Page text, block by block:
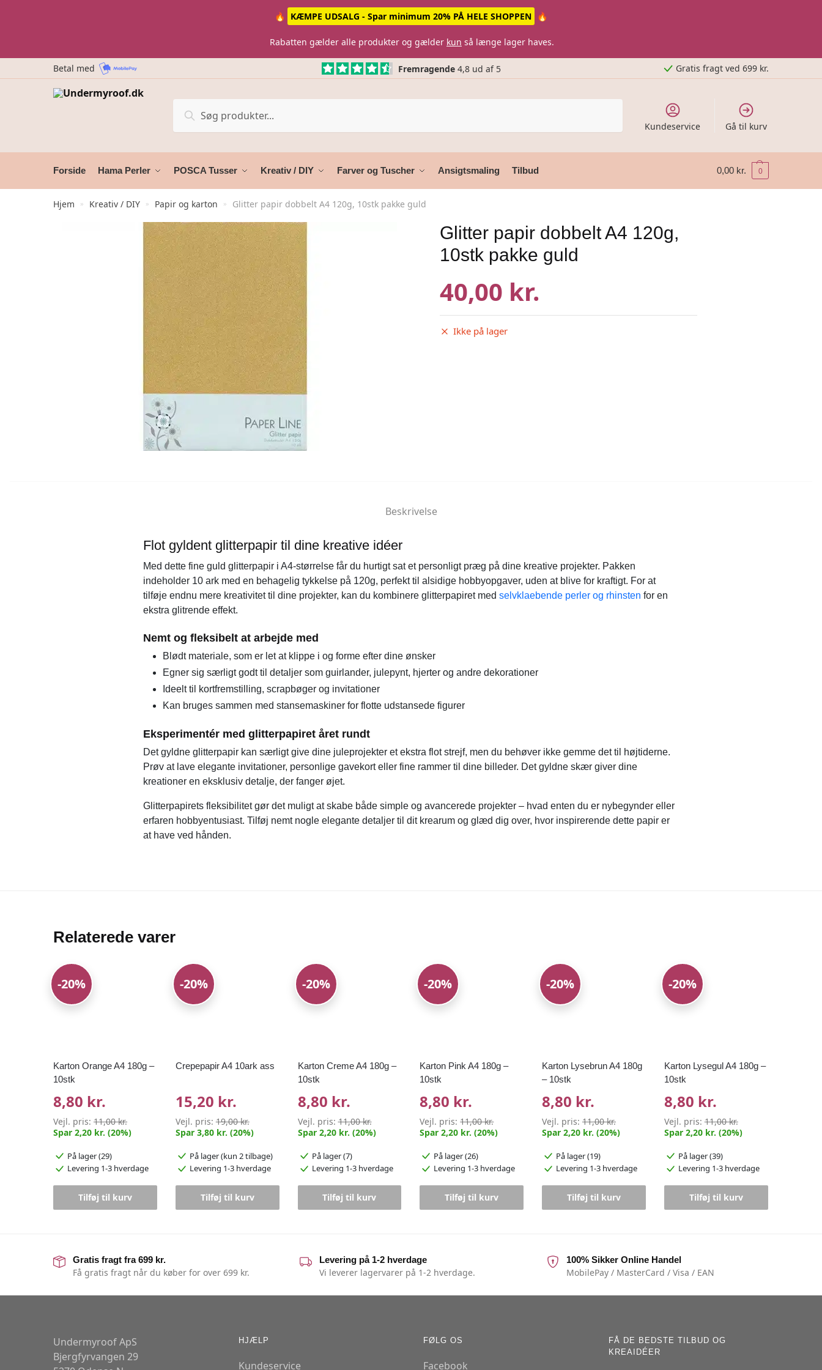
🔥 KÆMPE UDSALG - Spar minimum 20% PÅ HELE SHOPPEN 🔥
Rabatten gælder alle produkter og gælder kun så længe lager haves.
Betal med Fremragende4,8 ud af 5 Gratis fragt ved 699 kr.
efter:
Søg
Kundeservice Gå til kurv
Forside Hama Perler POSCA Tusser Kreativ / DIY Farver og Tuscher Ansigtsmaling Tilbud 0,00 kr. 0
Hjem » Kreativ / DIY » Papir og karton » Glitter papir dobbelt A4 120g, 10stk pakke guld
Glitter papir dobbelt A4 120g,
10stk pakke guld
40,00 kr.
Ikke på lager
Beskrivelse
Flot gyldent glitterpapir til dine kreative idéer
Med dette fine guld glitterpapir i A4-størrelse får du hurtigt sat et personligt præg på dine kreative projekter. Pakken
indeholder 10 ark med en behagelig tykkelse på 120g, perfekt til alsidige hobbyopgaver, uden at blive for kraftigt. For at
tilføje endnu mere kreativitet til dine projekter, kan du kombinere glitterpapiret med selvklaebende perler og rhinsten for en
ekstra glitrende effekt.
Nemt og fleksibelt at arbejde med
Blødt materiale, som er let at klippe i og forme efter dine ønsker
Egner sig særligt godt til detaljer som guirlander, julepynt, hjerter og andre dekorationer
Ideelt til kortfremstilling, scrapbøger og invitationer
Kan bruges sammen med stansemaskiner for flotte udstansede figurer
Eksperimentér med glitterpapiret året rundt
Det gyldne glitterpapir kan særligt give dine juleprojekter et ekstra flot strejf, men du behøver ikke gemme det til højtiderne.
Prøv at lave elegante invitationer, personlige gavekort eller fine rammer til dine billeder. Det gyldne skær giver dine
kreationer en eksklusiv detalje, der fanger øjet.
Glitterpapirets fleksibilitet gør det muligt at skabe både simple og avancerede projekter – hvad enten du er nybegynder eller
erfaren hobbyentusiast. Tilføj nemt nogle elegante detaljer til dit krearum og glæd dig over, hvor inspirerende dette papir er
at have ved hånden.
Relaterede varer
-20%
Karton Orange A4 180g –
10stk
8,80 kr.
Vejl. pris:11,00 kr.
Spar 2,20 kr. (20%)
På lager (29)
Levering 1-3 hverdage
Tilføj til kurv
-20%
Crepepapir A4 10ark ass
15,20 kr.
Vejl. pris:19,00 kr.
Spar 3,80 kr. (20%)
På lager(kun 2 tilbage)
Levering 1-3 hverdage
Tilføj til kurv
-20%
Karton Creme A4 180g –
10stk
8,80 kr.
Vejl. pris:11,00 kr.
Spar 2,20 kr. (20%)
På lager (7)
Levering 1-3 hverdage
Tilføj til kurv
-20%
Karton Pink A4 180g –
10stk
8,80 kr.
Vejl. pris:11,00 kr.
Spar 2,20 kr. (20%)
På lager (26)
Levering 1-3 hverdage
Tilføj til kurv
-20%
Karton Lysebrun A4 180g
– 10stk
8,80 kr.
Vejl. pris:11,00 kr.
Spar 2,20 kr. (20%)
På lager (19)
Levering 1-3 hverdage
Tilføj til kurv
-20%
Karton Lysegul A4 180g –
10stk
8,80 kr.
Vejl. pris:11,00 kr.
Spar 2,20 kr. (20%)
På lager (39)
Levering 1-3 hverdage
Tilføj til kurv
Gratis fragt fra 699 kr.
Få gratis fragt når du køber for over 699 kr.
Levering på 1-2 hverdage
Vi leverer lagervarer på 1-2 hverdage.
100% Sikker Online Handel
MobilePay / MasterCard / Visa / EAN
Undermyroof ApS
Bjergfyrvangen 29
HJÆLP
Kundeservice
FØLG OS
Facebook
FÅ DE BEDSTE TILBUD OG
KREAIDÉER